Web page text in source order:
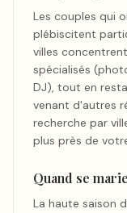
Les couples qui
plébiscitent
villes
spécialisés
DJ), tout en
venant d'autres
recherche par
plus près de
Quand se
La haute saison